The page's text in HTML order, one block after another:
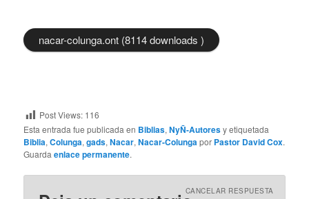
nacar-colunga.ont (8114 downloads )
Post Views: 116
Esta entrada fue publicada en Biblias,NyÑ-Autoresy etiquetada
Biblia,Colunga,gads,Nacar,Nacar-Colungapor Pastor David Cox.
Guardaenlace permanente.
CANCELAR RESPUESTA